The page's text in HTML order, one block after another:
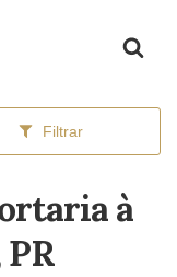
Filtrar
à